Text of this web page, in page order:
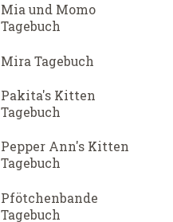
Mia und Momo
Tagebuch
Mira Tagebuch
Pakita's Kitten
Tagebuch
Pepper Ann's Kitten
Tagebuch
Pfötchenbande
Tagebuch